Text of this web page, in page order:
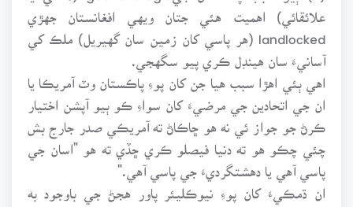
علائقائي) اهميت هئي جتان ويهي افغانستان جهڙي
landlocked (هر پاسي کان زمين سان گهيريل) ملڪ کي
آسانيءَ سان هينڊل ڪري پيو سگهجي.
اهي ٻئي اهڙا سبب هيا جن کان پوءِ پاڪستان وٽ آمريڪا يا
ان جي اتحادين جي مرضيءَ کان سواءِ ڪو ٻيو آپشن اختيار
ڪرڻ جو جواز ئي نه هو ڇاڪاڻ ته آمريڪي صدر جارج بش
چئي چڪو هو ته دنيا فيصلو ڪري ڇڏي ته هو "اسان جي
پاسي آهي يا دهشتگرديءَ جي پاسي آهي."
ان ڌمڪيءَ کان پوءِ نيوڪليئر پاور هجڻ جي باوجود به